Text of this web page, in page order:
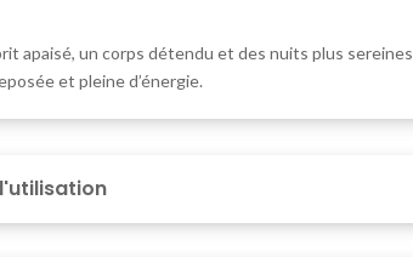
apaisé, un corps détendu et des nuits plus sereines
et pleine d’énergie.